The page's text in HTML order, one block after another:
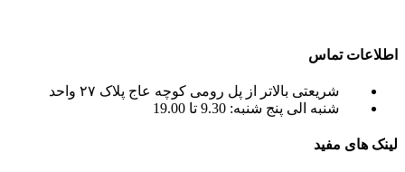
اطلاعات تماس
شریعتی بالاتر از پل رومی کوچه عاج پلاک ۲۷ واحد
شنبه الی پنج شنبه: 9.30 تا 19.00
لینک های مفید